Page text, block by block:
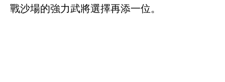
戰沙場的強力武將選擇再添一位。